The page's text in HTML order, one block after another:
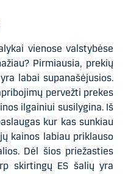
vienose valstybėse
Pirmiausia, prekių
labai supanašėjusios.
pervežti prekes
ilgainiui susilygina. Iš
kur kas sunkiau
kainos labiau priklauso
Dėl šios priežasties
skirtingų ES šalių yra